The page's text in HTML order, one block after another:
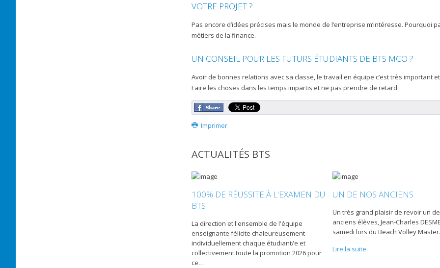
VOTRE PROJET ?
Pas encore d’idées précises mais le monde de l’entreprise m’intéresse. Pourquoi
métiers de la finance.
UN CONSEIL POUR LES FUTURS ÉTUDIANTS DE BTS MCO ?
Avoir de bonnes relations avec sa classe, le travail en équipe c’est très important
Faire les choses dans les temps impartis et ne pas prendre de retard.
Imprimer
ACTUALITÉS BTS
100% DE RÉUSSITE À L'EXAMEN DU
BTS
La direction et l'ensemble de l'équipe
enseignante félicite chaleureusement
individuellement chaque étudiant/e et
collectivement toute la promotion 2026 pour
ce…
UN DE NOS ANCIENS
Un très grand plaisir de revoir un
anciens élèves, Jean-Charles
samedi lors du Beach Volley Master
Lire la suite